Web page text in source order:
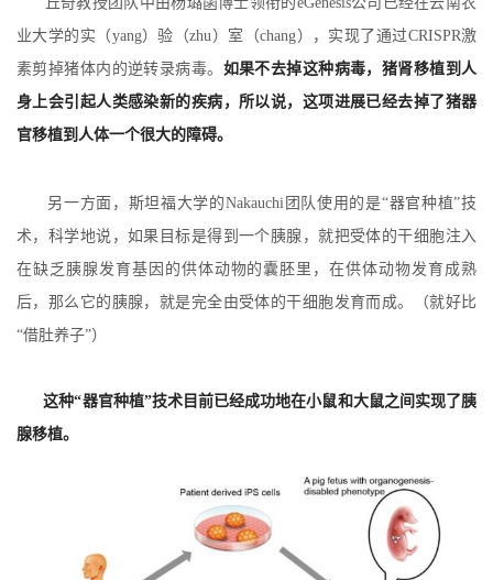
业大学的实（yang）验（zhu）室（chang），实现了通过CRISPR激
素剪掉猪体内的逆转录病毒。 如果不去掉这种病毒，猪肾移植到人
身上会引起人类感染新的疾病，所以说，这项进展已经去掉了猪器
官移植到人体一个很大的障碍。
另一方面，斯坦福大学的Nakauchi团队使用的是“器官种植”技
术，科学地说，如果目标是得到一个胰腺，就把受体的干细胞注入
在缺乏胰腺发育基因的供体动物的囊胚里，在供体动物发育成熟
后，那么它的胰腺，就是完全由受体的干细胞发育而成。（就好比
“借肚养子”）
这种“器官种植”技术目前已经成功地在小鼠和大鼠之间实现了胰
腺移植。